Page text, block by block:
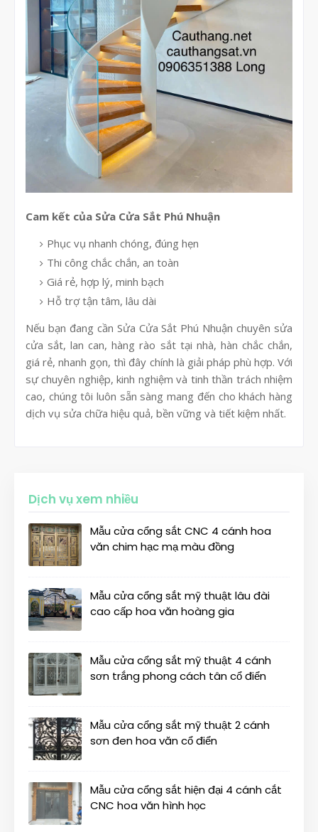
Cam kết của Sửa Cửa Sắt Phú Nhuận
Phục vụ nhanh chóng, đúng hẹn
Thi công chắc chắn, an toàn
Giá rẻ, hợp lý, minh bạch
Hỗ trợ tận tâm, lâu dài
Nếu bạn đang cần Sửa Cửa Sắt Phú Nhuận chuyên sửa
cửa sắt, lan can, hàng rào sắt tại nhà, hàn chắc chắn,
giá rẻ, nhanh gọn, thì đây chính là giải pháp phù hợp. Với
sự chuyên nghiệp, kinh nghiệm và tinh thần trách nhiệm
cao, chúng tôi luôn sẵn sàng mang đến cho khách hàng
dịch vụ sửa chữa hiệu quả, bền vững và tiết kiệm nhất.
Dịch vụ xem nhiều
Mẫu cửa cổng sắt CNC 4 cánh hoa
văn chim hạc mạ màu đồng
Mẫu cửa cổng sắt mỹ thuật lâu đài
cao cấp hoa văn hoàng gia
Mẫu cửa cổng sắt mỹ thuật 4 cánh
sơn trắng phong cách tân cổ điển
Mẫu cửa cổng sắt mỹ thuật 2 cánh
sơn đen hoa văn cổ điển
Mẫu cửa cổng sắt hiện đại 4 cánh cắt
CNC hoa văn hình học